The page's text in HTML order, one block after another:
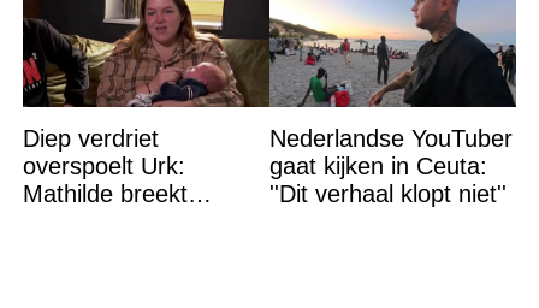
Diep verdriet
overspoelt Urk:
Mathilde breekt
Nederlandse YouTuber
gaat kijken in Ceuta:
''Dit verhaal klopt niet''